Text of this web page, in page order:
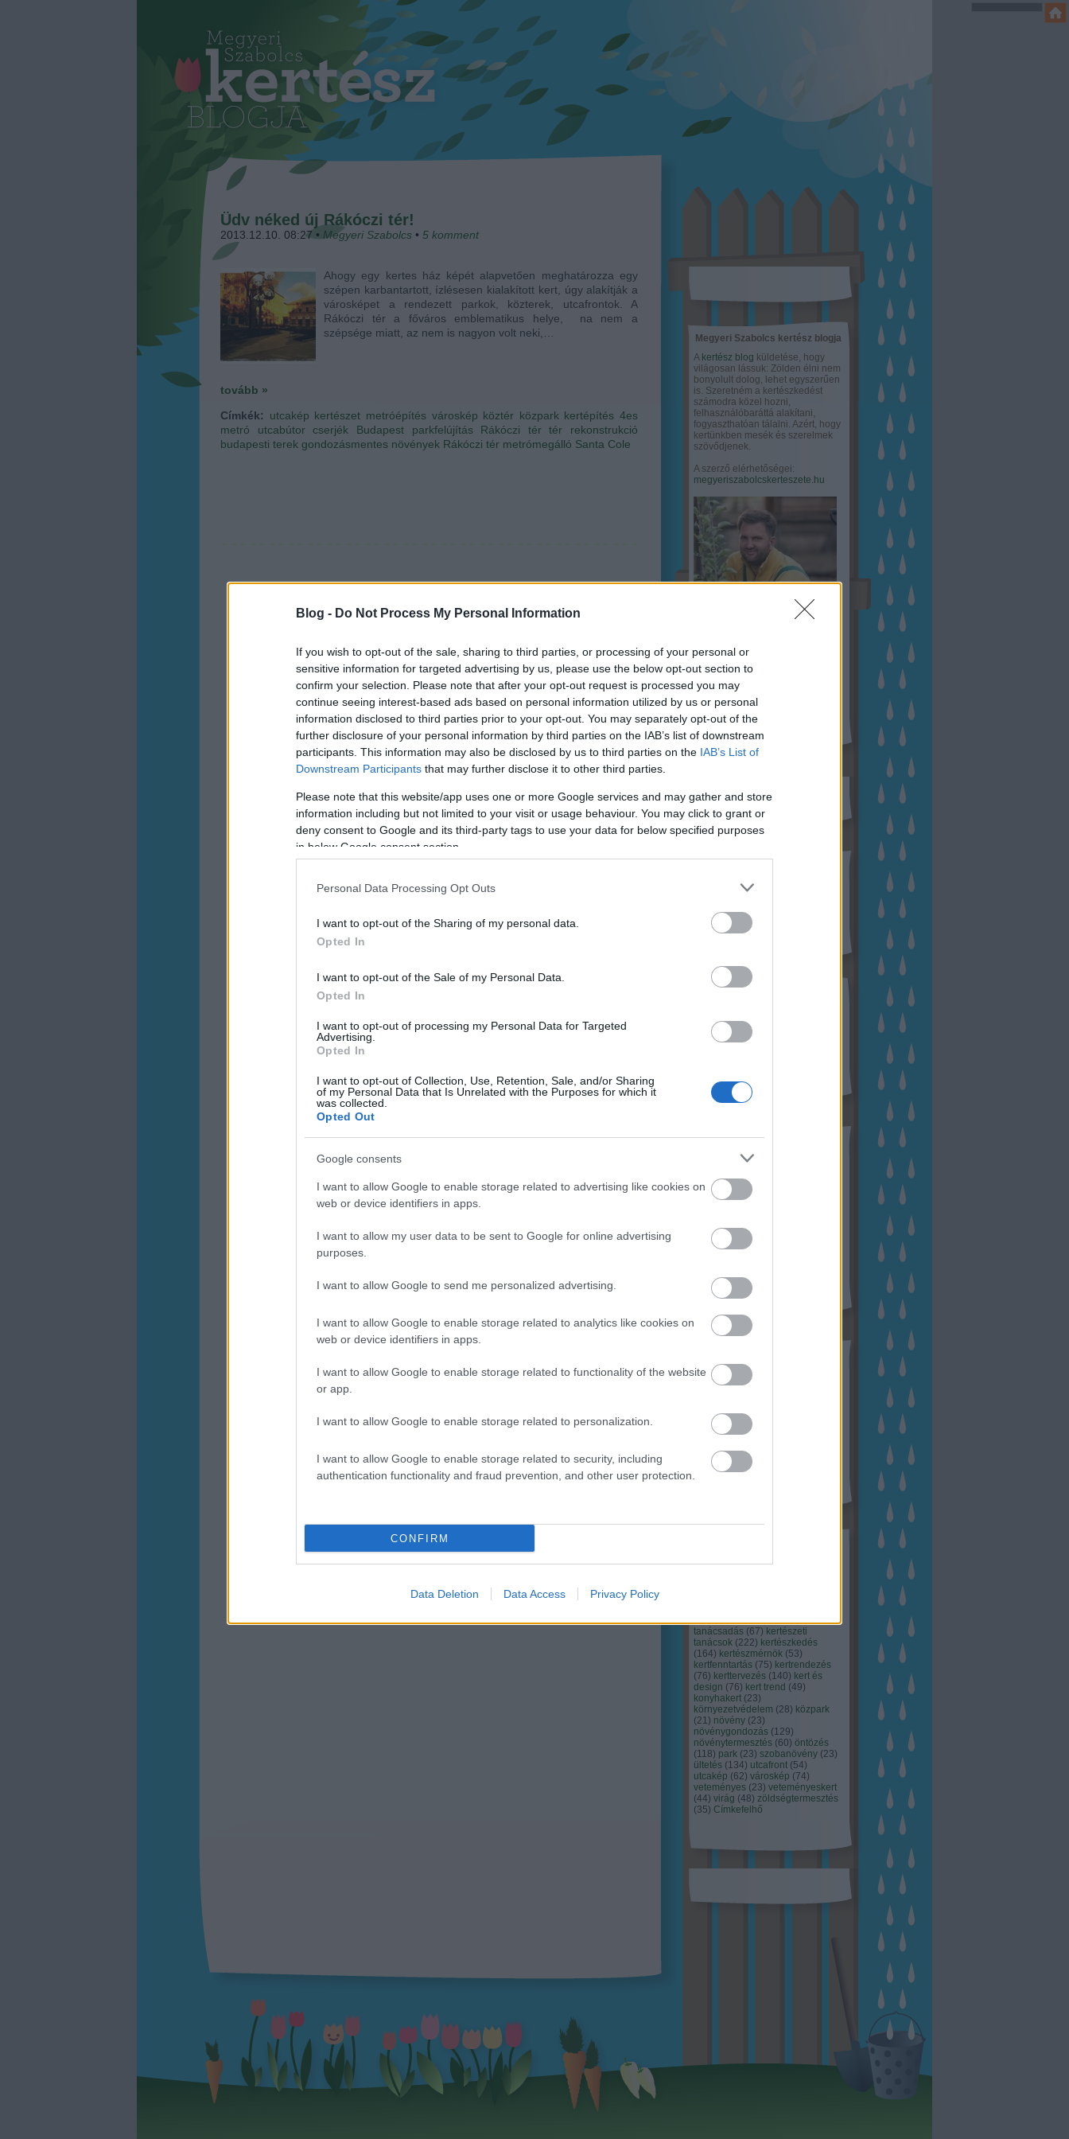
Blog - Do Not Process My Personal Information
If you wish to opt-out of the sale, sharing to third parties, or processing of your personal or
sensitive information for targeted advertising by us, please use the below opt-out section to
confirm your selection. Please note that after your opt-out request is processed you may
continue seeing interest-based ads based on personal information utilized by us or personal
information disclosed to third parties prior to your opt-out. You may separately opt-out of the
further disclosure of your personal information by third parties on the IAB’s list of downstream
participants. This information may also be disclosed by us to third parties on the IAB’s List of
Downstream Participants that may further disclose it to other third parties.
Please note that this website/app uses one or more Google services and may gather and store
information including but not limited to your visit or usage behaviour. You may click to grant or
deny consent to Google and its third-party tags to use your data for below specified purposes
in below Google consent section.
Personal Data Processing Opt Outs
I want to opt-out of the Sharing of my personal data.
Opted In
I want to opt-out of the Sale of my Personal Data.
Opted In
I want to opt-out of processing my Personal Data for Targeted
Advertising.
Opted In
I want to opt-out of Collection, Use, Retention, Sale, and/or Sharing
of my Personal Data that Is Unrelated with the Purposes for which it
was collected.
Opted Out
Google consents
I want to allow Google to enable storage related to advertising like cookies on
web or device identifiers in apps.
I want to allow my user data to be sent to Google for online advertising
purposes.
I want to allow Google to send me personalized advertising.
I want to allow Google to enable storage related to analytics like cookies on
web or device identifiers in apps.
I want to allow Google to enable storage related to functionality of the website
or app.
I want to allow Google to enable storage related to personalization.
I want to allow Google to enable storage related to security, including
authentication functionality and fraud prevention, and other user protection.
CONFIRM
Data Deletion Data Access Privacy Policy
Üdv néked új Rákóczi tér!
2013.12.10. 08:27 • Megyeri Szabolcs • 5 komment
Ahogy egy kertes ház képét alapvetően meghatározza egy
szépen karbantartott, ízlésesen kialakított kert, úgy alakítják a
városképet a rendezett parkok, közterek, utcafrontok. A
Rákóczi tér a főváros emblematikus helye, na nem a
szépsége miatt, az nem is nagyon volt neki,…
tovább »
Címkék: utcakép kertészet metróépítés városkép köztér közpark kertépítés 4es
metró
utcabútor cserjék Budapest parkfelújítás Rákóczi tér
tér rekonstrukció
budapesti terek gondozásmentes növények Rákóczi tér metrómegálló Santa Cole
Megyeri Szabolcs kertész blogja
A kertész blog küldetése, hogy
világosan lássuk: Zölden élni nem
bonyolult dolog, lehet egyszerűen
is. Szeretném a kertészkedést
számodra közel hozni,
felhasználóbaráttá alakítani,
fogyaszthatóan tálalni. Azért, hogy
kertünkben mesék és szerelmek
szövődjenek.
A szerző elérhetőségei:
megyeriszabolcskerteszete.hu
Kertészete
Hírlevél feliratkozás
Archívum
2022 november
2022 szeptember
2022 augusztus
2022 április (
2021 december
2021 október
Budapest (45) dísznövény
(126) kertészet (118) kertészeti
tanácsadás (67) kertészeti
tanácsok (222) kertészkedés
(164) kertészmérnök (53)
kertfenntartás (75) kertrendezés
(76) kerttervezés (140) kert és
design (76) kert trend (49)
konyhakert (23)
környezetvédelem (28) közpark
(21) növény (23)
növénygondozás (129)
növénytermesztés (60) öntözés
(118) park (23) szobanövény (23)
ültetés (134) utcafront (54)
utcakép (62) városkép (74)
veteményes (23) veteményeskert
(44) virág (48) zöldségtermesztés
(35) Címkefelhő